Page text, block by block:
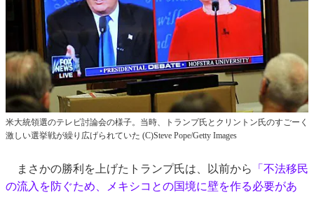
米大統領選のテレビ討論会の様子。当時、トランプ氏とクリントン氏のすごーく
激しい選挙戦が繰り広げられていた (C)Steve Pope/Getty Images
まさかの勝利を上げたトランプ氏は、以前から
「不法移民
の流入を防ぐため、メキシコとの国境に壁を作る必要があ